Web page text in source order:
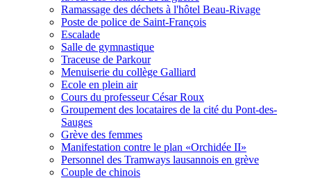
Ramassage des déchets à l'hôtel Beau-Rivage
Poste de police de Saint-François
Escalade
Salle de gymnastique
Traceuse de Parkour
Menuiserie du collège Galliard
Ecole en plein air
Cours du professeur César Roux
Groupement des locataires de la cité du Pont-des-
Sauges
Grève des femmes
Manifestation contre le plan «Orchidée II»
Personnel des Tramways lausannois en grève
Couple de chinois